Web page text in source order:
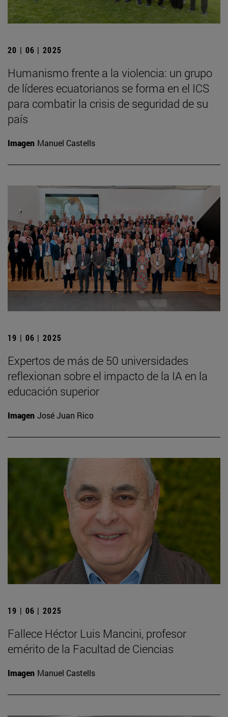
20 | 06 | 2025
Humanismo frente a la violencia: un grupo
de líderes ecuatorianos se forma en el ICS
para combatir la crisis de seguridad de su
país
Imagen Manuel Castells
19 | 06 | 2025
Expertos de más de 50 universidades
reflexionan sobre el impacto de la IA en la
educación superior
Imagen José Juan Rico
19 | 06 | 2025
Fallece Héctor Luis Mancini, profesor
emérito de la Facultad de Ciencias
Imagen Manuel Castells